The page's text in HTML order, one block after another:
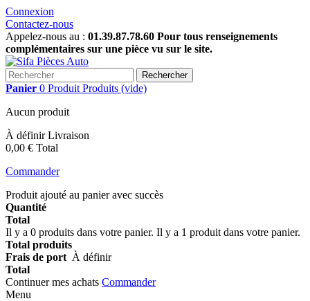
Connexion
Contactez-nous
Appelez-nous au : 01.39.87.78.60 Pour tous renseignements
complémentaires sur une pièce vu sur le site.
Rechercher
Panier 0 Produit Produits (vide)
Aucun produit
À définirLivraison
0,00 € Total
Commander
Produit ajouté au panier avec succès
Quantité
Total
Il y a 0 produits dans votre panier. Il y a 1 produit dans votre panier.
Total produits
Frais de port À définir
Total
Continuer mes achats Commander
Menu